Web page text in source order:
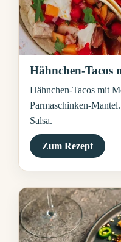
Hähnchen-Tacos
Hähnchen-Tacos mit
Parmaschinken-
Salsa.
Zum Rezept